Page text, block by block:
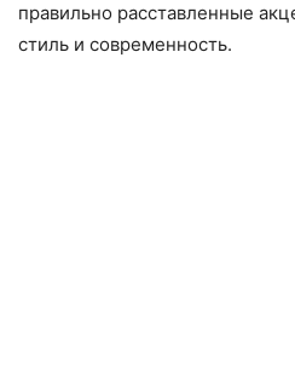
правильно расставленные
стиль и современность.